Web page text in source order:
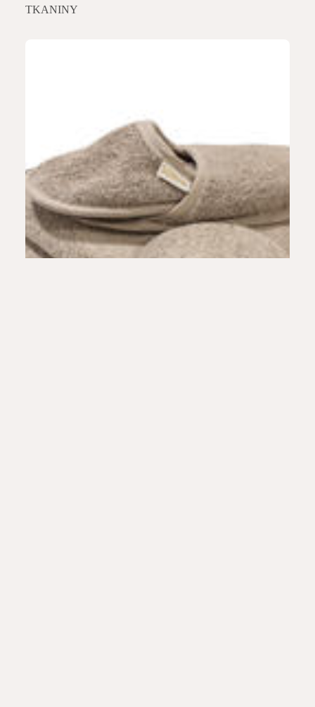
TKANINY